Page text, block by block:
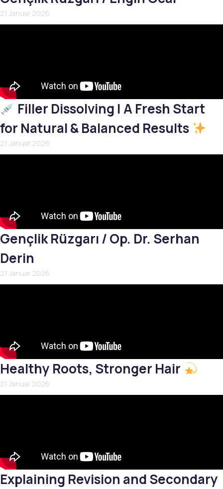
21 Januar 2026
Filler Dissolving | A Fresh Start
for Natural & Balanced Results
21 Januar 2026
Gençlik Rüzgarı / Op. Dr. Serhan
Derin
21 Januar 2026
Healthy Roots, Stronger Hair
21 Januar 2026
Explaining Revision and Secondary